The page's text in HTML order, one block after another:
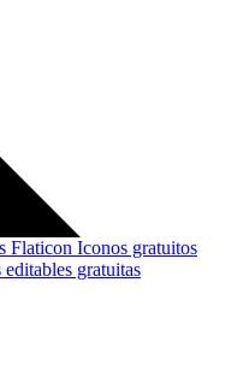
Flaticon Iconos gratuitos
gratuitas